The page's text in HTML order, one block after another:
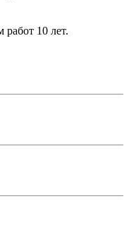
работ 10 лет.